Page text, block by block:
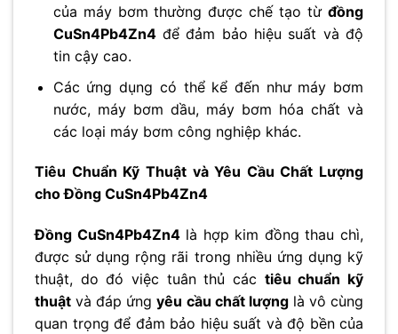
của máy bơm thường được chế tạo từ đồng
CuSn4Pb4Zn4để đảm bảo hiệu suất và độ
tin cậy cao.
Các ứng dụng có thể kể đến như máy bơm
nước, máy bơm dầu, máy bơm hóa chất và
các loại máy bơm công nghiệp khác.
Tiêu Chuẩn Kỹ Thuật và Yêu Cầu Chất Lượng
cho Đồng CuSn4Pb4Zn4
Đồng CuSn4Pb4Zn4là hợp kim đồng thau chì,
được sử dụng rộng rãi trong nhiều ứng dụng kỹ
thuật, do đó việc tuân thủ các tiêu chuẩn kỹ
thuật và đáp ứngyêu cầu chất lượnglà vô cùng
quan trọng để đảm bảo hiệu suất và độ bền của